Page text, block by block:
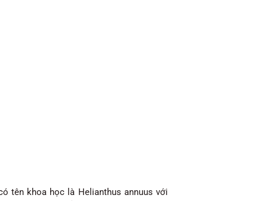
tên khoa học là Helianthus annuus với